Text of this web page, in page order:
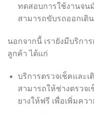
ทดสอบการใช้งานจ
สามารถขับรถออกเดิ
นอกจากนี้ เรายังมีบริกา
ลูกค้า ได้แก่
บริการตรวจเช็คและ
สามารถให้ช่างตรวจ
ยางให้ฟรี เพื่อเพิ่มค